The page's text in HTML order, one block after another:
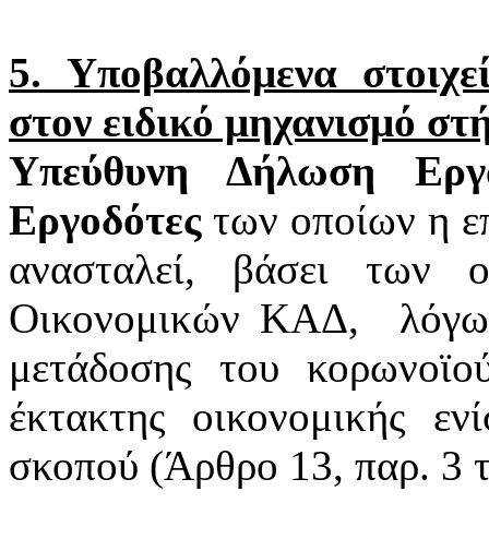
5. Υποβαλλόμενα
στον ειδικό μηχανισμό
Υπεύθυνη Δήλωση
Εργοδότεςτων οποίων η
ανασταλεί, βάσει των
Οικονομικών ΚΑΔ,
μετάδοσης του
έκτακτης οικονομικής
σκοπού (Άρθρο 13, παρ. 3